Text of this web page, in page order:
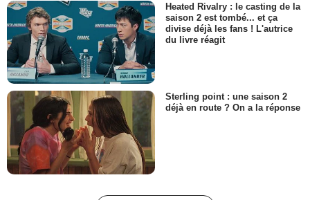
Heated Rivalry : le casting de la
saison 2 est tombé... et ça
divise déjà les fans ! L'autrice
du livre réagit
Sterling point : une saison 2
déjà en route ? On a la réponse